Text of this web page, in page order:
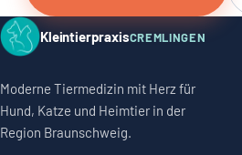
KleintierpraxisCREMLINGEN
Moderne Tiermedizin mit Herz für
Hund, Katze und Heimtier in der
Region Braunschweig.